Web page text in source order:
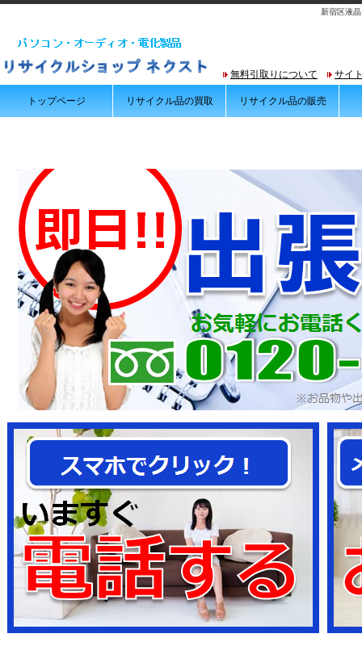
新宿区液
無料引取りについて サイ
トップページ リサイクル品の買取 リサイクル品の販売